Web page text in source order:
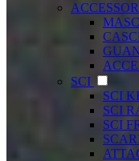
SCI
SCI
SCI
SCI